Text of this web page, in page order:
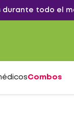
durante todo el
Combos